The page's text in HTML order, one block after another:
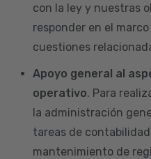
con la ley y nuestras
responder en el
cuestiones
Apoyo general al
operativo. Para
la administración
tareas de
mantenimiento de